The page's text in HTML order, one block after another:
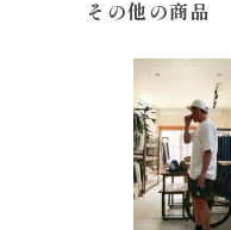
その他の商品